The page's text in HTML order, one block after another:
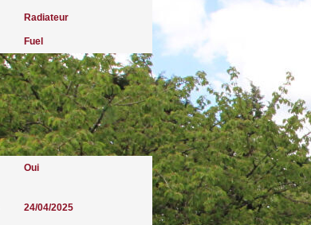
Radiateur
Fuel
Oui
24/04/2025